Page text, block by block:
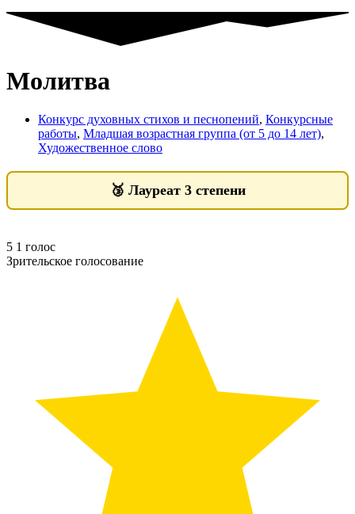
Молитва
Конкурс духовных стихов и песнопений, Конкурсные
работы, Младшая возрастная группа (от 5 до 14 лет),
Художественное слово
🥉 Лауреат 3 степени
5 1 голос
Зрительское голосование